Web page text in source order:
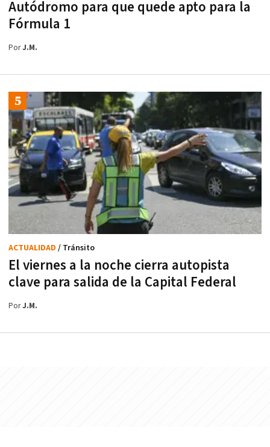
Autódromo para que quede apto para la
Fórmula 1
PorJ.M.
El viernes a la noche cierra autopista
clave para salida de la Capital Federal
ACTUALIDAD / Tránsito
PorJ.M.